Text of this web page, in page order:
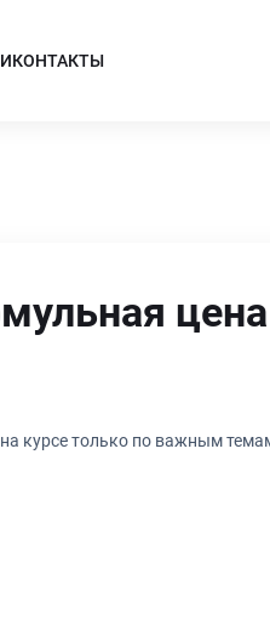
КОНТАКТЫ
курсе только по важным